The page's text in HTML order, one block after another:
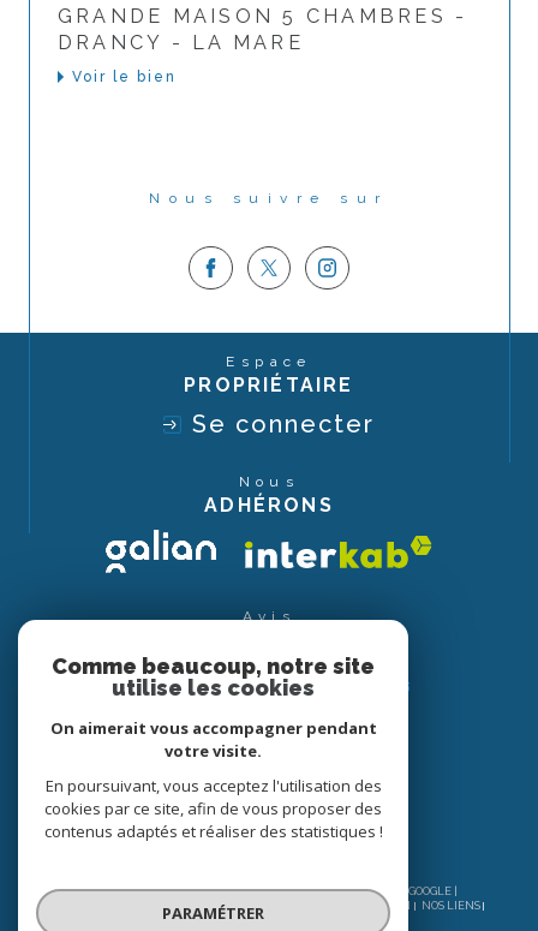
GRANDE MAISON 5 CHAMBRES -
DRANCY - LA MARE
Voir le bien
Nous suivre sur
Espace
PROPRIÉTAIRE
Se connecter
Nous
ADHÉRONS
Avis
© 2026 | TOUS DROITS RÉSERVÉS | TRADUCTION POWERED BY GOOGLE |
PLAN DU SITE ADMIN
NOS LIENS
POLITIQUE RGPD
Comme beaucoup, notre site
utilise les cookies
On aimerait vous accompagner pendant
votre visite.
En poursuivant, vous acceptez l'utilisation des
cookies par ce site, afin de vous proposer des
contenus adaptés et réaliser des statistiques !
PARAMÉTRER